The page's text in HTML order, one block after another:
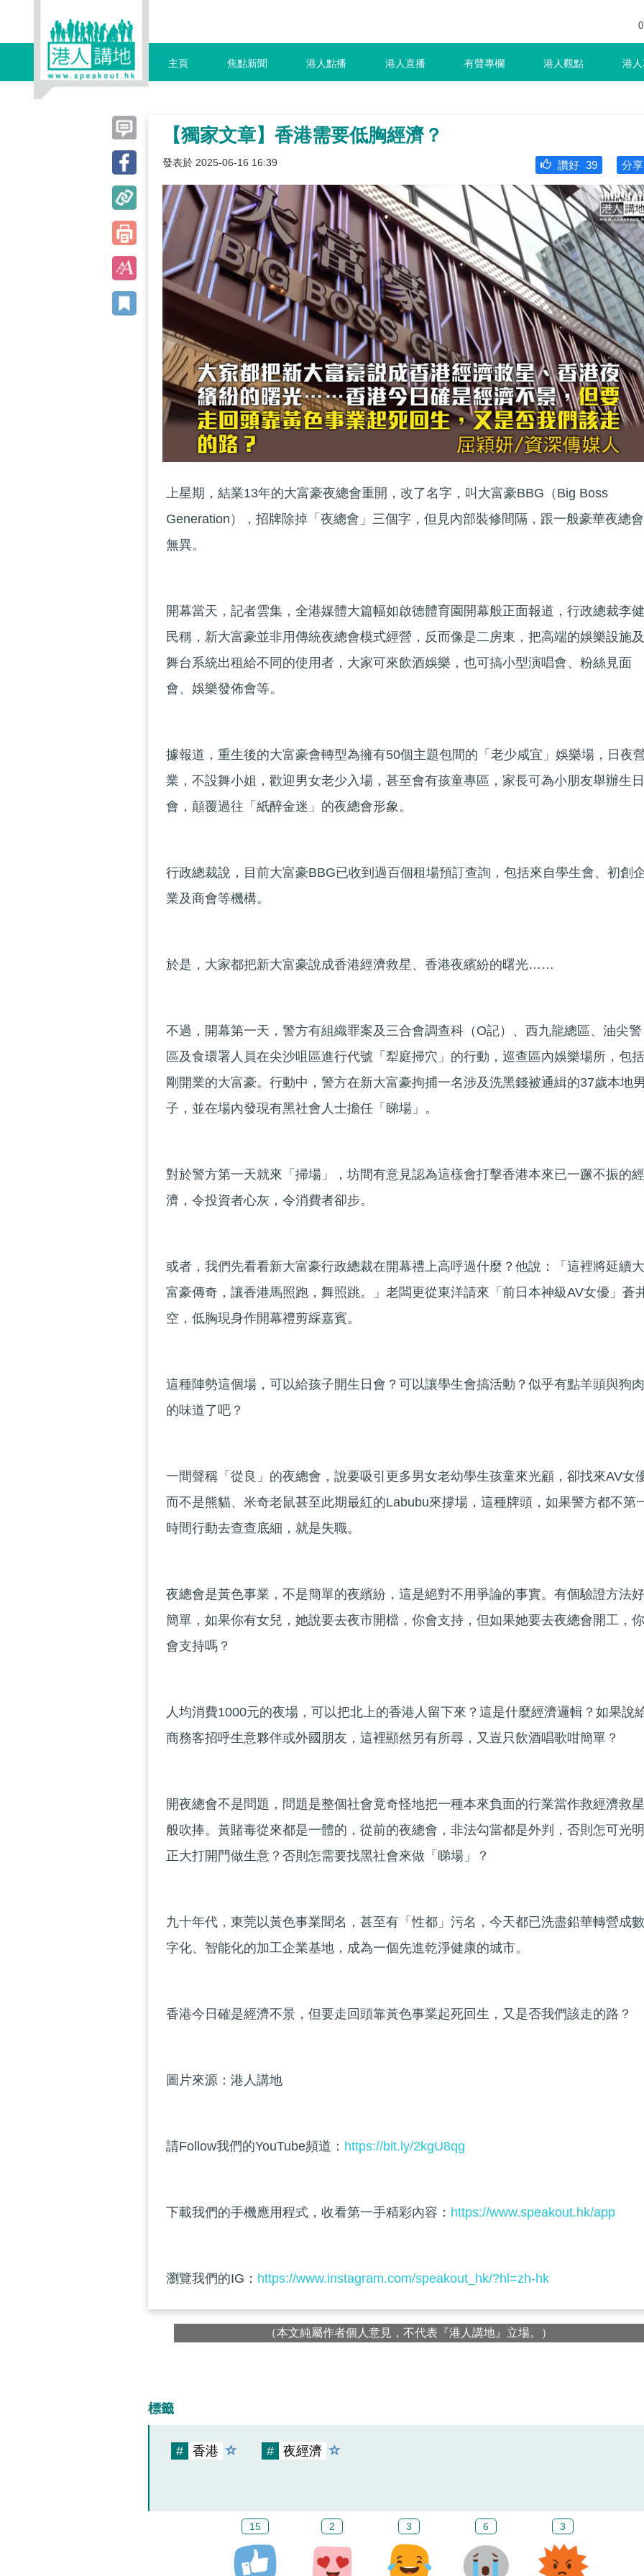
主頁 焦點新聞 港人點播 港人直播 有聲專欄 港人觀點 港
【獨家文章】香港需要低胸經濟？
發表於 2025-06-16 16:39 分享
讚好 39
上星期，結業13年的大富豪夜總會重開，改了名字，叫大富豪BBG（Big Boss
Generation），招牌除掉「夜總會」三個字，但見內部裝修間隔，跟一般豪華夜總會
無異。
開幕當天，記者雲集，全港媒體大篇幅如啟德體育園開幕般正面報道，行政總裁李健
民稱，新大富豪並非用傳統夜總會模式經營，反而像是二房東，把高端的娛樂設施及
舞台系統出租給不同的使用者，大家可來飲酒娛樂，也可搞小型演唱會、粉絲見面
會、娛樂發佈會等。
據報道，重生後的大富豪會轉型為擁有50個主題包間的「老少咸宜」娛樂場，日夜
業，不設舞小姐，歡迎男女老少入場，甚至會有孩童專區，家長可為小朋友舉辦生日
會，顛覆過往「紙醉金迷」的夜總會形象。
行政總裁說，目前大富豪BBG已收到過百個租場預訂查詢，包括來自學生會、初創
業及商會等機構。
於是，大家都把新大富豪說成香港經濟救星、香港夜繽紛的曙光……
不過，開幕第一天，警方有組織罪案及三合會調查科（O記）、西九龍總區、油尖警
區及食環署人員在尖沙咀區進行代號「犁庭掃穴」的行動，巡查區內娛樂場所，包括
剛開業的大富豪。行動中，警方在新大富豪拘捕一名涉及洗黑錢被通緝的37歲本地男
子，並在場內發現有黑社會人士擔任「睇場」。
對於警方第一天就來「掃場」，坊間有意見認為這樣會打擊香港本來已一蹶不振的經
濟，令投資者心灰，令消費者卻步。
或者，我們先看看新大富豪行政總裁在開幕禮上高呼過什麼？他說：「這裡將延續大
富豪傳奇，讓香港馬照跑，舞照跳。」老闆更從東洋請來「前日本神級AV女優」蒼
空，低胸現身作開幕禮剪綵嘉賓。
這種陣勢這個場，可以給孩子開生日會？可以讓學生會搞活動？似乎有點羊頭與狗肉
的味道了吧？
一間聲稱「從良」的夜總會，說要吸引更多男女老幼學生孩童來光顧，卻找來AV女
而不是熊貓、米奇老鼠甚至此期最紅的Labubu來撐場，這種牌頭，如果警方都不第
時間行動去查查底細，就是失職。
夜總會是黃色事業，不是簡單的夜繽紛，這是絕對不用爭論的事實。有個驗證方法好
簡單，如果你有女兒，她說要去夜市開檔，你會支持，但如果她要去夜總會開工，你
會支持嗎？
人均消費1000元的夜場，可以把北上的香港人留下來？這是什麼經濟邏輯？如果說
商務客招呼生意夥伴或外國朋友，這裡顯然另有所尋，又豈只飲酒唱歌咁簡單？
開夜總會不是問題，問題是整個社會竟奇怪地把一種本來負面的行業當作救經濟救星
般吹捧。黃賭毒從來都是一體的，從前的夜總會，非法勾當都是外判，否則怎可光明
正大打開門做生意？否則怎需要找黑社會來做「睇場」？
九十年代，東莞以黃色事業聞名，甚至有「性都」污名，今天都已洗盡鉛華轉營成數
字化、智能化的加工企業基地，成為一個先進乾淨健康的城市。
香港今日確是經濟不景，但要走回頭靠黃色事業起死回生，又是否我們該走的路？
圖片來源：港人講地
請Follow我們的YouTube頻道： https://bit.ly/2kgU8qg
下載我們的手機應用程式，收看第一手精彩內容： https://www.speakout.hk/app
瀏覽我們的IG： https://www.instagram.com/speakout_hk/?hl=zh-hk
（本文純屬作者個人意見，不代表『港人講地』立場。）
標籤
# 香港 # 夜經濟
15 2 3 6 3